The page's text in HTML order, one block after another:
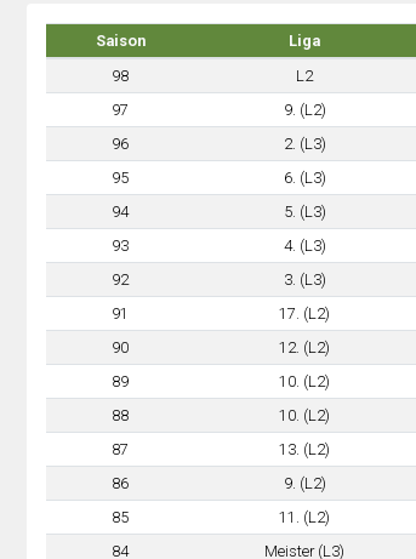
Saison Liga
98
L2
97
9. (L2)
96
2. (L3)
95
6. (L3)
94
5. (L3)
93
4. (L3)
92
3. (L3)
91
17. (L2)
90
12. (L2)
89
10. (L2)
88
10. (L2)
87
13. (L2)
86
9. (L2)
85
11. (L2)
84
Meister (L3)